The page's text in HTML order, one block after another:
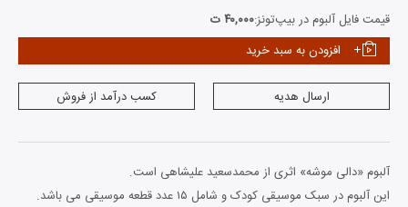
قیمت فایل آلبوم در بیپ‌تونز:۴۰,۰۰۰ ت
افزودن به سبد خرید
ارسال هدیه کسب درآمد از فروش
آلبوم «دالی موشه» اثری از محمدسعید علیشاهی است.
این آلبوم در سبک موسیقی کودک و شامل ۱۵ عدد قطعه موسیقی می باشد.